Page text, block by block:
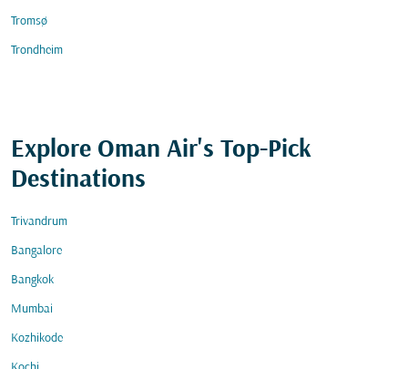
Tromsø
Trondheim
Explore Oman Air's Top-Pick
Destinations
Trivandrum
Bangalore
Bangkok
Mumbai
Kozhikode